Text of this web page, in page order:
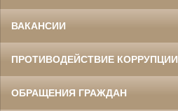
ВАКАНСИИ
ПРОТИВОДЕЙСТВИЕ КОРРУПЦИИ
ОБРАЩЕНИЯ ГРАЖДАН